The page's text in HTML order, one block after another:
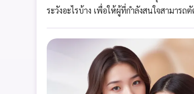
ระวังอะไรบ้าง เพื่อให้ผู้ที่กำลังสนใจสามารถ